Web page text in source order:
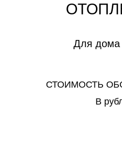
Для дома
СТОИМОСТЬ
В